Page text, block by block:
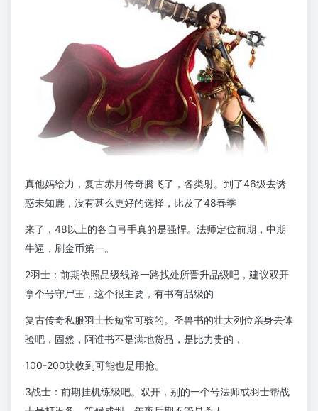
真他妈给力，复古赤月传奇腾飞了，各类射。到了46级去诱
惑未知鹿，没有甚么更好的选择，比及了48春季
来了，48以上的各自弓手真的是强悍。法师定位前期，中期
牛逼，刷金币第一。
2羽士：前期依照品级线路一路找处所晋升品级吧，建议双开
拿个号守尸王，这个很主要，有书有品级的
复古传奇私服羽士长短常可骇的。圣兽书的壮大列位亲身去体
验吧，固然，阿谁书不是满地货品，是比力贵的，
100-200块收到可能也是用抢。
3战士：前期挂机练级吧。双开，别的一个号法师或羽士帮战